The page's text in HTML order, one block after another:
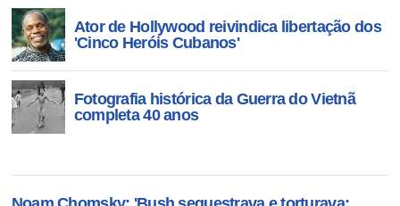
Ator de Hollywood reivindica libertação dos
'Cinco Heróis Cubanos'
Fotografia histórica da Guerra do Vietnã
completa 40 anos